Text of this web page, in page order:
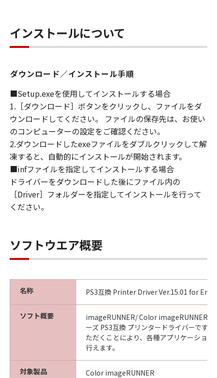
YOUR REQUIREMENTS OR THAT THE
OPERATION OF THE SOFTWARE WILL BE
[NO LIABILITY FOR DAMAGES] IN NO EVENT
SHALL EITHER CANON, CANON'S
SUBSIDIARIES OR AFFILIATES, THEIR
DISTRIBUTORS DEALERS OR CANON'S
LICENSORS BE LIABLE FOR ANY DAMAGES
WHATSOEVER (INCLUDING WITHOUT
LIMITATION, LOSS OF BUSINESS PROFITS,
LOSS OF BUSINESS INFORMATION, LOSS OF
BUSINESS INTERRUPTION OR OTHER
COMPENSATORY, INCIDENTAL OR
CONSEQUENTIAL DAMAGES) ARISING OUT OF
THE SOFTWARE, USE THEREOF OR INABILITY
TO USE THE SOFTWARE EVEN IF EITHER
OR CANON'S LICENSORS HAVE BEEN ADVISED
OF THE POSSIBILITY OF SUCH DAMAGES.
NOT ALLOW THE LIMITATION OR EXCLUSION
OF LIABILITY FOR INCIDENTAL OR
INJURY OR DEATH RESULTING FROM
NEGLIGENCE ON THE PART OF SELLER, SO
THE ABOVE LIMITATION OR EXCLUSION MAY
NOT APPLY TO YOU.
[RELEASE OF LIABILITY] TO THE FULL
EXTENT PERMITTED BY APPLICABLE LAW,
インストールについて
ダウンロード／インストール手順
■Setup.exeを使用してインストールする場合
1.［ダウンロード］ボタンをクリックし、ファイルをダ
ウンロードしてください。 ファイルの保存先は、お使い
のコンピューターの設定をご確認ください。
2.ダウンロードしたexeファイルをダブルクリックして解
凍すると、自動的にインストールが開始されます。
■infファイルを指定してインストールする場合
ドライバーをダウンロードした後にファイル内の
［Driver］フォルダーを指定してインストールを行って
ください。
ソフトウエア概要
名称 PS3互換 Printer Driver Ver.15.01 for
ソフト概要
imageRUNNER/ Color imageRUNNER/
ーズ PS3互換 プリンタードライバーです
ただくことにより、各種アプリケーショ
行えます。
対象製品 Color imageRUNNER